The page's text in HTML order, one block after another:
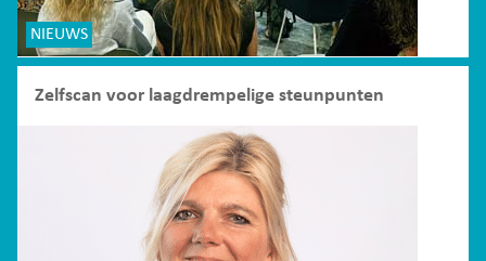
NIEUWS
Zelfscan voor laagdrempelige steunpunten